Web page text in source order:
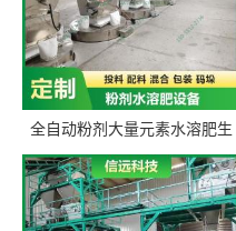
全自动粉剂大量元素水溶肥生
产设备 信远科技肥料生产设备
源头厂家